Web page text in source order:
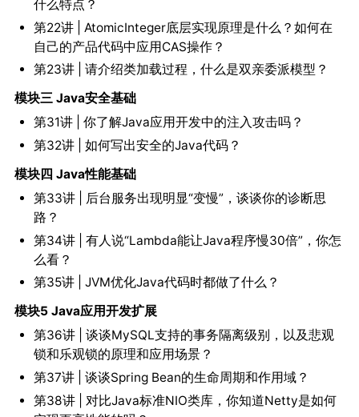
什么特点？
第22讲 | AtomicInteger底层实现原理是什么？如何在
自己的产品代码中应用CAS操作？
第23讲 | 请介绍类加载过程，什么是双亲委派模型？
模块三 Java安全基础
第31讲 | 你了解Java应用开发中的注入攻击吗？
第32讲 | 如何写出安全的Java代码？
模块四 Java性能基础
第33讲 | 后台服务出现明显“变慢”，谈谈你的诊断思
路？
第34讲 | 有人说“Lambda能让Java程序慢30倍”，你怎
么看？
第35讲 | JVM优化Java代码时都做了什么？
模块5 Java应用开发扩展
第36讲 | 谈谈MySQL支持的事务隔离级别，以及悲观
锁和乐观锁的原理和应用场景？
第37讲 | 谈谈Spring Bean的生命周期和作用域？
第38讲 | 对比Java标准NIO类库，你知道Netty是如何